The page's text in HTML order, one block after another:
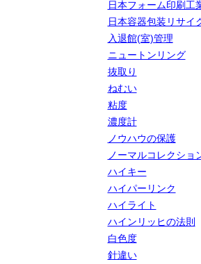
日本フォーム印刷工
日本容器包装リサイ
入退館(室)管理
ニュートンリング
抜取り
ねむい
粘度
濃度計
ノウハウの保護
ノーマルコレクショ
ハイキー
ハイパーリンク
ハイライト
ハインリッヒの法則
白色度
針違い